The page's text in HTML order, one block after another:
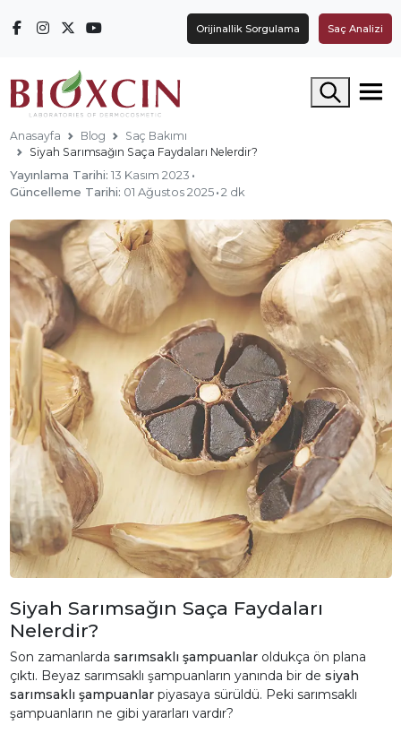
Orijinallik Sorgulama Saç Analizi
Arama yap
Anasayfa Blog
Saç Bakımı
Siyah Sarımsağın Saça Faydaları Nelerdir?
Yayınlama Tarihi: 13 Kasım 2023 ·
Güncelleme Tarihi: 01 Ağustos 2025 ·2 dk
Siyah Sarımsağın Saça Faydaları
Nelerdir?
Son zamanlarda sarımsaklı şampuanlaroldukça ön plana
çıktı. Beyaz sarımsaklı şampuanların yanında bir de siyah
sarımsaklı şampuanlarpiyasaya sürüldü. Peki sarımsaklı
şampuanların ne gibi yararları vardır?